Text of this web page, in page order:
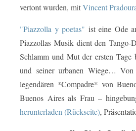
vertont wurden, mitVincent
"Piazzolla y poetas" ist eine Ode
Piazzollas Musik dient den
Schlamm und Mut der ersten Tage
und seiner urbanen Wiege… Von
legendären *Compadre* von
Buenos Aires als Frau –
herunterladen (Rückseite),